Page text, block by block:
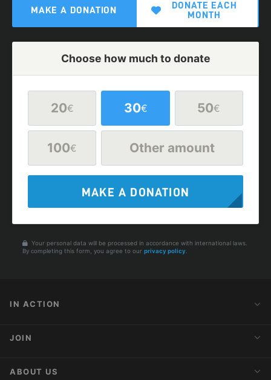
MAKE A DONATION
DONATE EACH
MONTH
Choose how much to donate
20€ 30€ 50€
100€ Other amount
MAKE A DONATION
Your personal data will be processed in accordance with international laws.
By completing this form, you agree to our privacy policy
IN ACTION
Action Alerts
JOIN
ABOUT US